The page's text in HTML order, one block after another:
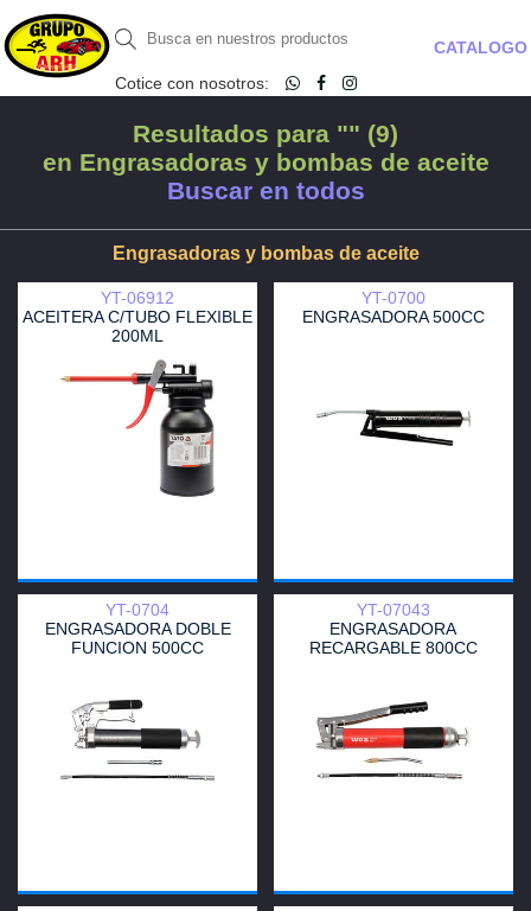
Cotice con nosotros:
CATALOGO
Resultados para "" (9)
en Engrasadoras y bombas de aceite
Buscar en todos
Engrasadoras y bombas de aceite
YT-06912
ACEITERA C/TUBO FLEXIBLE
200ML
YT-0700
ENGRASADORA 500CC
YT-0704
ENGRASADORA DOBLE
FUNCION 500CC
YT-07043
ENGRASADORA
RECARGABLE 800CC